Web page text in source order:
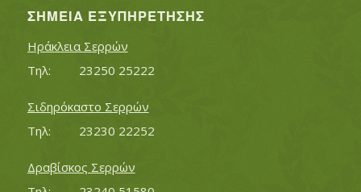
ΣΗΜΕΊΑ ΕΞΥΠΗΡΈΤΗΣΗΣ
Ηράκλεια Σερρών
Τηλ:		23250 25222
Σιδηρόκαστο Σερρών
Τηλ:		23230 22252
Δραβίσκος Σερρών